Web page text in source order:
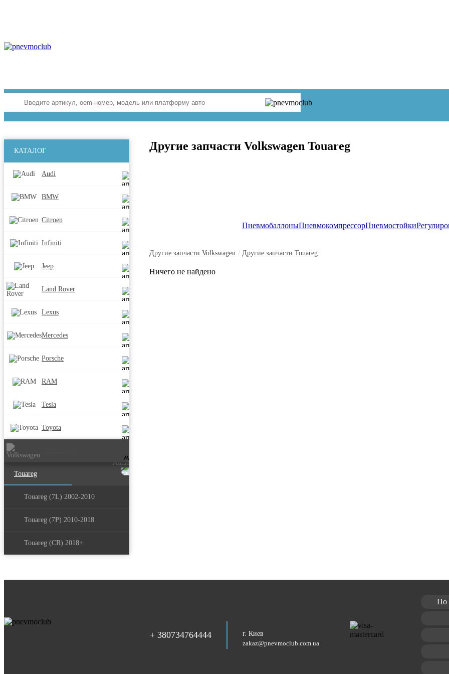
КАТАЛОГ
Audi
BMW
Citroen
Infiniti
Jeep
Land Rover
Lexus
Mercedes
Porsche
RAM
Tesla
Toyota
Touareg
Touareg (7L) 2002-2010
Touareg (7P) 2010-2018
Touareg (CR) 2018+
Другие запчасти Volkswagen Touareg
ПневмобаллоныПневмокомпрессорПневмостойки
Другие запчасти Volkswagen / Другие запчасти Touareg
Ничего не найдено
+ 380734764444
г. Киев
zakaz@pnevmoclub.com.ua
По